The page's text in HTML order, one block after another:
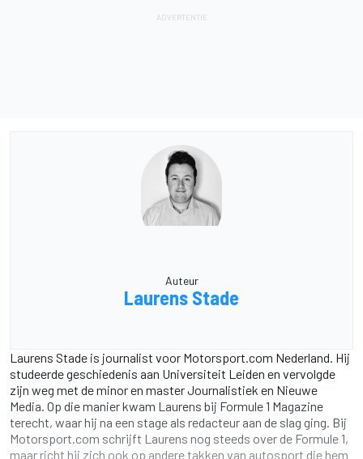
Auteur
Laurens Stade
Laurens Stade is journalist voor Motorsport.com Nederland. Hij
studeerde geschiedenis aan Universiteit Leiden en vervolgde
zijn weg met de minor en master Journalistiek en Nieuwe
Media. Op die manier kwam Laurens bij Formule 1 Magazine
terecht, waar hij na een stage als redacteur aan de slag ging. Bij
Motorsport.com schrijft Laurens nog steeds over de Formule 1,
maar richt hij zich ook op andere takken van autosport die hem